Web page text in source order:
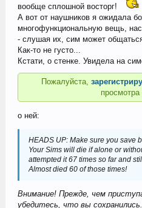
вообще сплошной восторг!
А вот от наушников я ожидала
многофункциональную вещь,
- слушая их, сим может
Как-то не густо...
Кстати, о стенке. Увидела на
Пожалуйста,
о ней:
HEADS UP: Make sure you save
Your Sims will die if alone or
attempted it 67 times so far and
Almost died 60 of those times!
Внимание! Прежде, чем
убедитесь, что вы